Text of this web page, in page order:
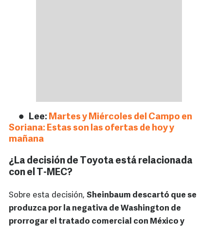
Lee: Martes y Miércoles del Campo en
Soriana: Estas son las ofertas de hoy y
mañana
¿La decisión de Toyota está relacionada
con el T-MEC?
Sobre esta decisión, Sheinbaum descartó que se
produzca por la negativa de Washington de
prorrogar el tratado comercial con México y